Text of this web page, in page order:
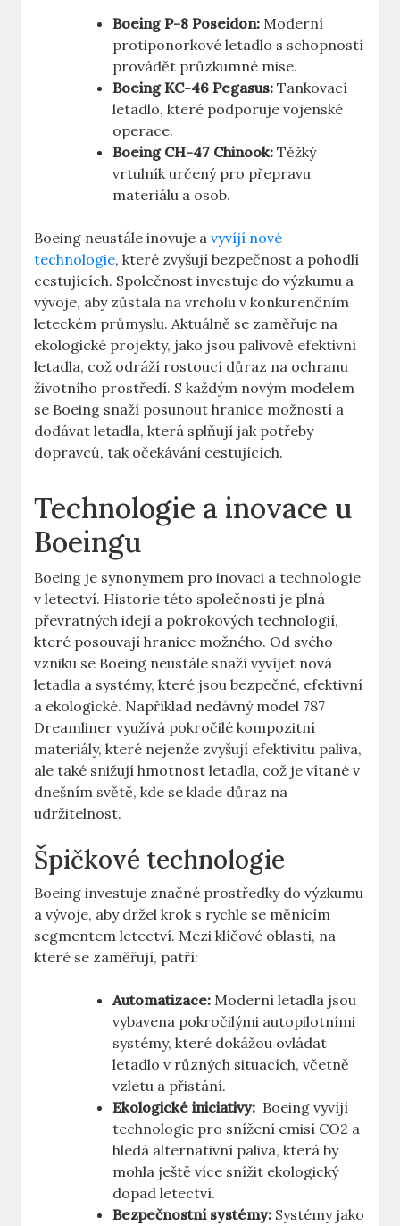
Boeing P-8 Poseidon: Moderní
protiponorkové letadlo s schopností
provádět průzkumné mise.
Boeing KC-46 Pegasus: Tankovací
letadlo,‍ které podporuje ⁢vojenské​
operace.
Boeing CH-47 Chinook: Těžký
vrtulník určený⁤ pro přepravu
materiálu⁤ a ‍osob.
Boeing​ neustále​ inovuje avyvíjí nové
technologie, ⁤které zvyšují​ bezpečnost ‍a ‍pohodlí
cestujících. Společnost investuje do výzkumu a​
vývoje, aby zůstala na vrcholu v konkurenčním
leteckém průmyslu. Aktuálně ‌se zaměřuje na
ekologické ​projekty, jako ‍jsou palivově efektivní
letadla, což odráží rostoucí ‍důraz na ochranu
životního‍ prostředí.⁣ S každým ‌novým modelem
se​ Boeing snaží posunout hranice ⁣možností a⁣
dodávat letadla, která splňují jak potřeby ​
dopravců, tak⁣ očekávání cestujících.
Technologie ‍a inovace u‌
Boeingu
Boeing je ​synonymem pro inovaci a technologie
v⁤ letectví. Historie⁢ této společnosti je plná
převratných idejí a pokrokových ‍technologií,
které posouvají hranice možného. Od svého
vzniku se⁤ Boeing neustále snaží vyvíjet nová
letadla ‍a systémy, které jsou bezpečné, efektivní
a ekologické. Například nedávný model‍ 787
Dreamliner využívá⁢ pokročilé kompozitní ​
materiály, které nejenže ⁢zvyšují efektivitu paliva,
ale také snižují hmotnost ⁣letadla, což ⁤je vítané v ​
dnešním světě, kde se klade důraz‍ na
‍udržitelnost.
Špičkové ⁣technologie
Boeing investuje značné ​prostředky ⁢do výzkumu
⁢a vývoje, aby držel krok ⁢s‌ rychle se ‌měnícím
‍segmentem letectví. ⁢Mezi⁤ klíčové oblasti, na
které se zaměřují,‍ patří:
Automatizace: Moderní letadla jsou
vybavena⁣ pokročilými autopilotními ​
systémy, které dokážou ovládat
letadlo v různých situacích, včetně
vzletu a přistání.
Ekologické iniciativy: ​ Boeing vyvíjí
technologie pro ‌snížení ⁢emisí CO2 a
hledá alternativní paliva,​ která‍ by
⁣mohla⁢ ještě ‍více⁣ snížit ekologický
dopad letectví.
Bezpečnostní systémy: Systémy jako